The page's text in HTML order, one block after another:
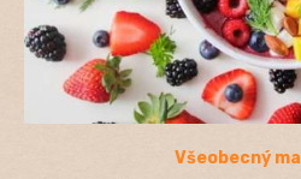
Všeobecný